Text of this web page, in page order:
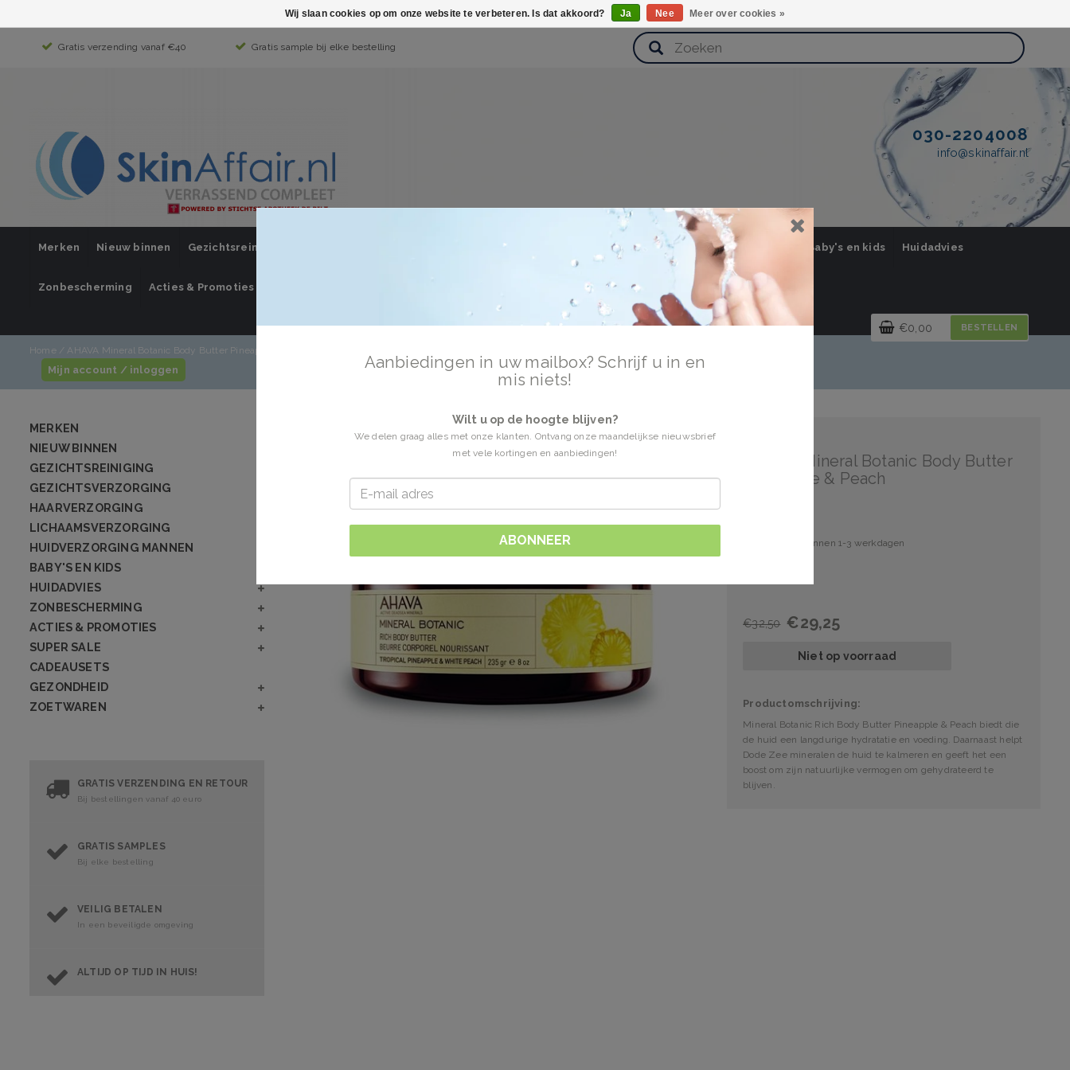
Gratis verzending vanaf €40 Gratis sample bij elke bestelling
030-2204008
info@skinaffair.nl
Merken Nieuw binnen Gezichtsreiniging Haarverzorging Lichaamsverzorging Huidverzorging Mannen Baby's en kids Huidadvies
Zonbescherming Acties & Promoties
€0,00 BESTELLEN
Home/ AHAVA Mineral Botanic Body Butter Pineapple & Peach
Mijn account / inloggen
MERKEN
NIEUW BINNEN
GEZICHTSREINIGING
GEZICHTSVERZORGING
HAARVERZORGING
LICHAAMSVERZORGING
HUIDVERZORGING MANNEN
BABY'S EN KIDS
HUIDADVIES
ZONBESCHERMING
ACTIES & PROMOTIES
SUPER SALE
CADEAUSETS
GEZONDHEID
ZOETWAREN
GRATIS VERZENDING EN RETOUR
Bij bestellingen vanaf 40 euro
GRATIS SAMPLES
Bij elke bestelling
VEILIG BETALEN
In een beveiligde omgeving
ALTIJD OP TIJD IN HUIS!
AHAVA Mineral Botanic Body Butter
Pineapple & Peach
Verzonden binnen 1-3 werkdagen
€32,50 €29,25
Niet op voorraad
Productomschrijving:
Mineral Botanic Rich Body Butter Pineapple & Peach biedt die
de huid een langdurige hydratatie en voeding. Daarnaast helpt
Dode Zee mineralen de huid te kalmeren en geeft het een
boost om zijn natuurlijke vermogen om gehydrateerd te
blijven.
Aanbiedingen in uw mailbox? Schrijf u in en
mis niets!
Wilt u op de hoogte blijven?
We delen graag alles met onze klanten. Ontvang onze maandelijkse nieuwsbrief
met vele kortingen en aanbiedingen!
ABONNEER
Wij slaan cookies op om onze website te verbeteren. Is dat akkoord? Ja Nee Meer over cookies »